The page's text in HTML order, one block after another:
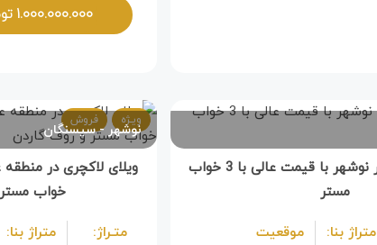
۱.۰۰۰.۰۰۰.۰۰۰
ویلا فول فرنیش در نوشهر با قیمت عالی با 3 خواب
مستر
متراژ بنا:
موقعیت
ویـژه فروش
نوشهر سیسنگان
خواب
متـراژ:
متراژ بنا: